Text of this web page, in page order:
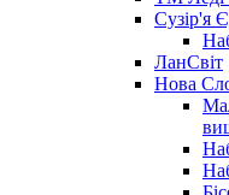
Сузір'я
ЛанСвіт
Нова